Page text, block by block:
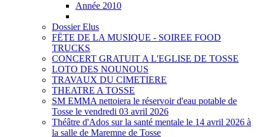
Année 2010
Dossier Elus
FËTE DE LA MUSIQUE - SOIREE FOOD
TRUCKS
CONCERT GRATUIT A L'EGLISE DE TOSSE
LOTO DES NOUNOUS
TRAVAUX DU CIMETIERE
THEATRE A TOSSE
SM EMMA nettoiera le réservoir d'eau potable de
Tosse le vendredi 03 avril 2026
Théâtre d'Ados sur la santé mentale le 14 avril 2026 à
la salle de Maremne de Tosse